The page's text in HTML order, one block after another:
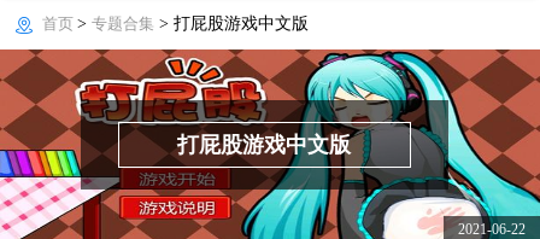
首页>专题合集 > 打屁股游戏中文版
打屁股游戏中文版
2021-06-22